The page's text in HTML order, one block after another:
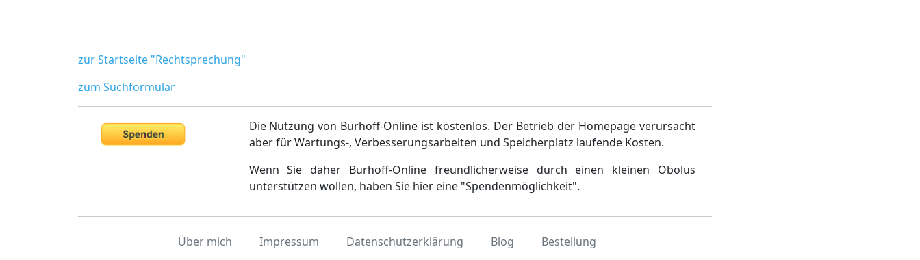
zur Startseite "Rechtsprechung"
zum Suchformular
Die Nutzung von Burhoff-Online ist kostenlos. Der Betrieb der Homepage verursacht
aber für Wartungs-, Verbesserungsarbeiten und Speicherplatz laufende Kosten.
Wenn Sie daher Burhoff-Online freundlicherweise durch einen kleinen Obolus
unterstützen wollen, haben Sie hier eine "Spendenmöglichkeit".
Über mich Impressum Datenschutzerklärung Blog Bestellung